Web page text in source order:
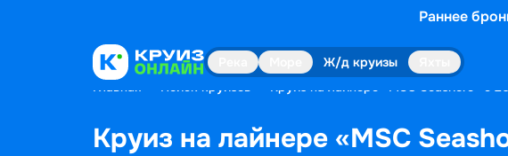
Раннее
Ж/д круизы
Главная Поиск круизов Круиз на лайнере «MSC Seashore» с
Круиз на лайнере «MSC